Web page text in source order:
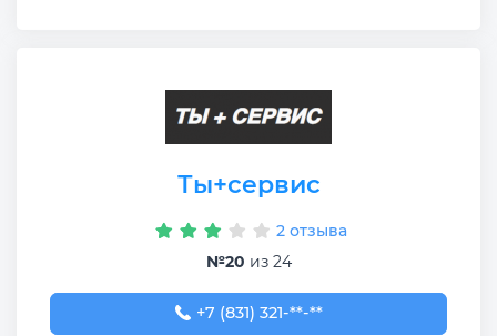
Ты+сервис
2 отзыва
№20 из 24
+7 (831) 321-89-90
+7 (831) 321-**-**